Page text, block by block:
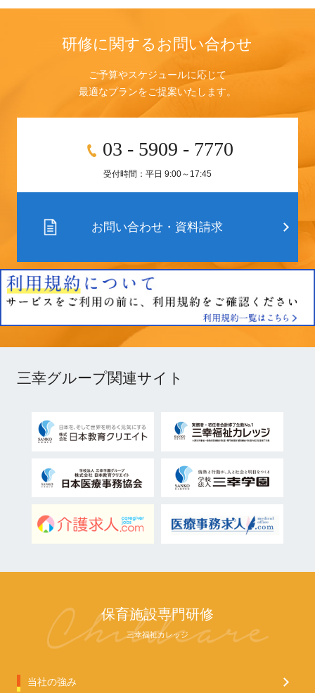
研修に関するお問い合わせ
ご予算やスケジュールに応じて
最適なプランをご提案いたします。
03 - 5909 - 7770
受付時間：平日 9:00～17:45
お問い合わせ・資料請求
三幸グループ関連サイト
保育施設専門研修
三幸福祉カレッジ
当社の強み